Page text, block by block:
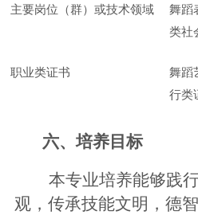
主要岗位（群）或技术领域
舞蹈
类社
职业类证书
舞蹈
行类
六、培养目标
本专业培养能够践
观，传承技能文明，德